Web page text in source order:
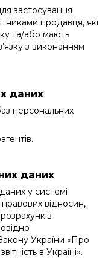
застосування
продавця, які
та/або мають
з виконанням
даних
персональних
даних
у системі
правових відносин,
України «Про
в Україні».